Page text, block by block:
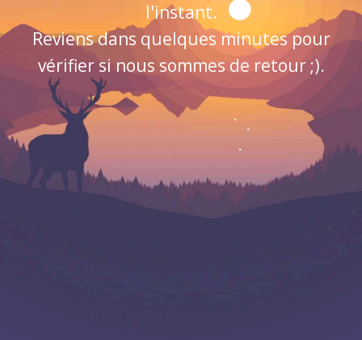
l'instant.
Reviens dans quelques minutes pour
vérifier si nous sommes de retour ;).